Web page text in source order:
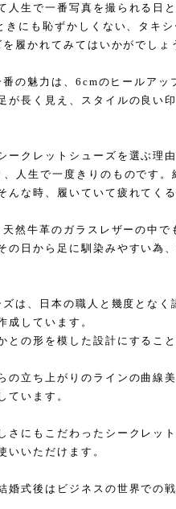
人生で一番写真を撮られる日
にも恥ずかしくない、タキ
履かれてみてはいかがでしょ
の魅力は、6cmのヒールア
が長く見え、スタイルの良い
ークレットシューズを選ぶ理
人生で一度きりのものです。
んな時、履いていて疲れてく
然牛革のガラスレザーの中
の日から足に馴染みやすい為
は、日本の職人と幾度とな
成しています。
との形を模した設計にするこ
の立ち上がりのラインの曲線
ています。
さにもこだわったシークレッ
いいただけます。
婚式後はビジネスの世界での